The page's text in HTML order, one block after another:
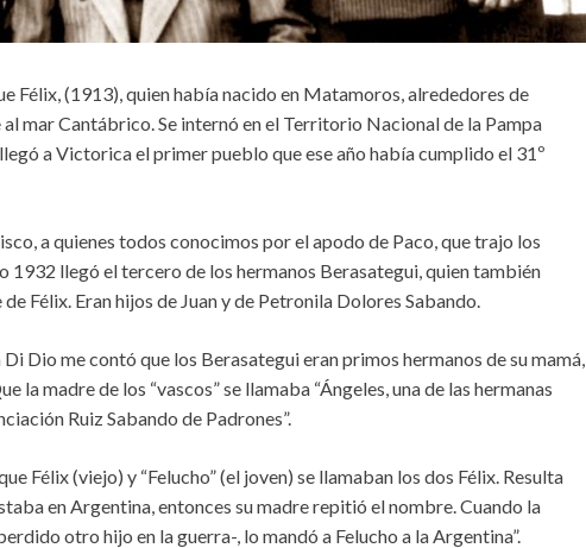
Félix, (1913), quien había nacido en Matamoros, alrededores de
mar Cantábrico. Se internó en el Territorio Nacional de la Pampa
a Victorica el primer pueblo que ese año había cumplido el 31º
a quienes todos conocimos por el apodo de Paco, que trajo los
1932 llegó el tercero de los hermanos Berasategui, quien también
Félix. Eran hijos de Juan y de Petronila Dolores Sabando.
Dio me contó que los Berasategui eran primos hermanos de su mamá,
la madre de los “vascos” se llamaba “Ángeles, una de las hermanas
Ruiz Sabando de Padrones”.
Félix (viejo) y “Felucho” (el joven) se llamaban los dos Félix. Resulta
en Argentina, entonces su madre repitió el nombre. Cuando la
otro hijo en la guerra-, lo mandó a Felucho a la Argentina”.